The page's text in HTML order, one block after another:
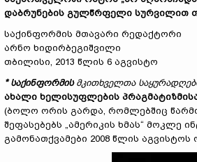
დაბრუნების გულწრფელი სურვილით
საქინფორმის მთავარი რედაქტორი
არნო ხიდირბეგიშვილი
თბილისი, 2013 წლის 6 აგვისტო
* საქინფორმის მკითხველთა
ახალი ხელისუფლების
(ბოლო ორის გარდა, რომლებშიც
შეფასებებს „ამერიკის ხმას“ მოკლე
გამონათქვამები 2008 წლის აგვისტოს